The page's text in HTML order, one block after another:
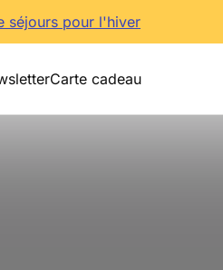
séjours pour l'hiver
Carte cadeau